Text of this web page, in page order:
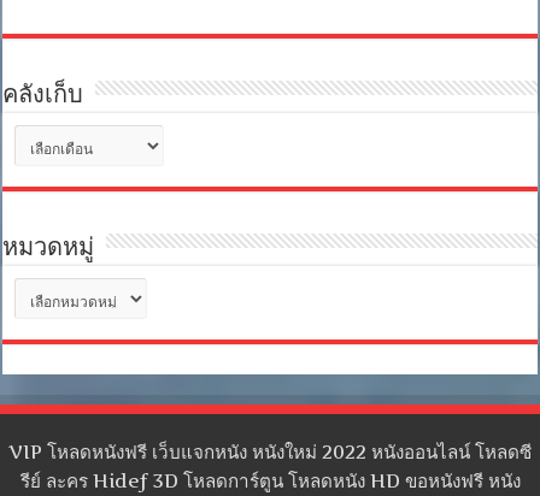
คลังเก็บ
เก็บ
หมวดหมู่
หมู่
VIP โหลดหนังฟรี เว็บแจกหนัง หนังใหม่ 2022 หนังออนไลน์ โหลดซี
รีย์ ละคร Hidef 3D โหลดการ์ตูน โหลดหนัง HD ขอหนังฟรี หนัง